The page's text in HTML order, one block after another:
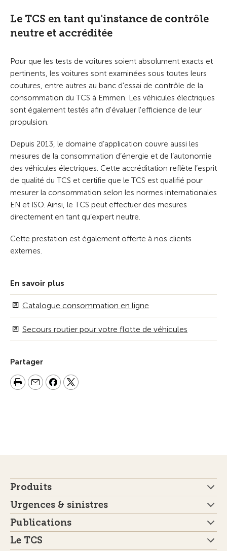
Le TCS en tant qu'instance de contrôle
neutre et accréditée
Pour que les tests de voitures soient absolument exacts et
pertinents, les voitures sont examinées sous toutes leurs
coutures, entre autres au banc d'essai de contrôle de la
consommation du TCS à Emmen. Les véhicules électriques
sont également testés afin d'évaluer l'efficience de leur
propulsion.
Depuis 2013, le domaine d’application couvre aussi les
mesures de la consommation d’énergie et de l’autonomie
des véhicules électriques. Cette accréditation reflète l’esprit
de qualité du TCS et certifie que le TCS est qualifié pour
mesurer la consommation selon les normes internationales
EN et ISO. Ainsi, le TCS peut effectuer des mesures
directement en tant qu’expert neutre.
Cette prestation est également offerte à nos clients
externes.
En savoir plus
Catalogue consommation en ligne
Secours routier pour votre flotte de véhicules
Partager
Produits
Urgences & sinistres
Publications
Le TCS